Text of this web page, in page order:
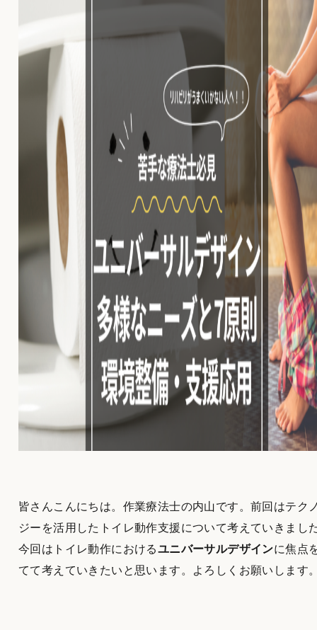
皆さんこんにちは。作業療法士の内山です。前回はテク
ジーを活用したトイレ動作支援について考えていきまし
今回はトイレ動作におけるユニバーサルデザインに焦点
てて考えていきたいと思います。よろしくお願いします